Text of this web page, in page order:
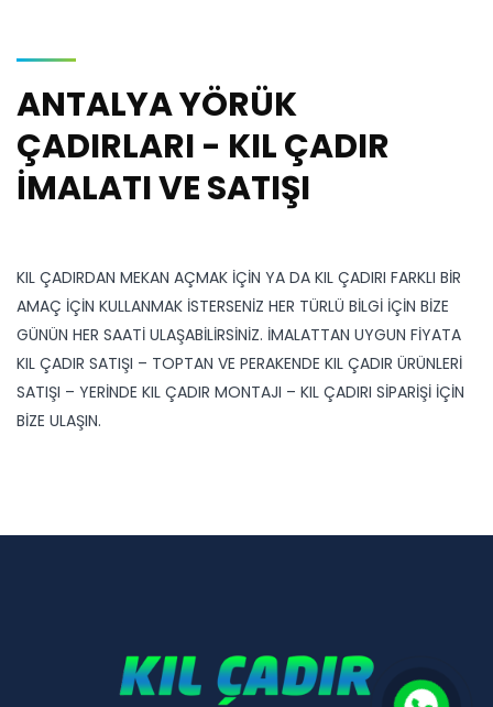
ANTALYA YÖRÜK
ÇADIRLARI - KIL ÇADIR
İMALATI VE SATIŞI
KIL ÇADIRDAN MEKAN AÇMAK İÇİN YA DA KIL ÇADIRI FARKLI BİR
AMAÇ İÇİN KULLANMAK İSTERSENİZ HER TÜRLÜ BİLGİ İÇİN BİZE
GÜNÜN HER SAATİ ULAŞABİLİRSİNİZ. İMALATTAN UYGUN FİYATA
KIL ÇADIR SATIŞI – TOPTAN VE PERAKENDE KIL ÇADIR ÜRÜNLERİ
SATIŞI – YERİNDE KIL ÇADIR MONTAJI – KIL ÇADIRI SİPARİŞİ İÇİN
BİZE ULAŞIN.